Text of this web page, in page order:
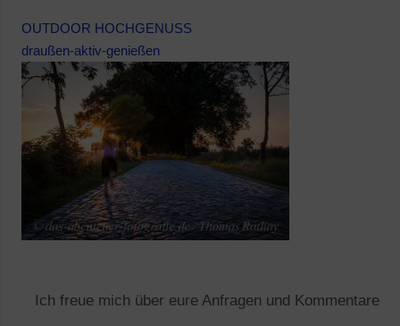
OUTDOOR HOCHGENUSS
draußen-aktiv-genießen
Ich freue mich über eure Anfragen und Kommentare